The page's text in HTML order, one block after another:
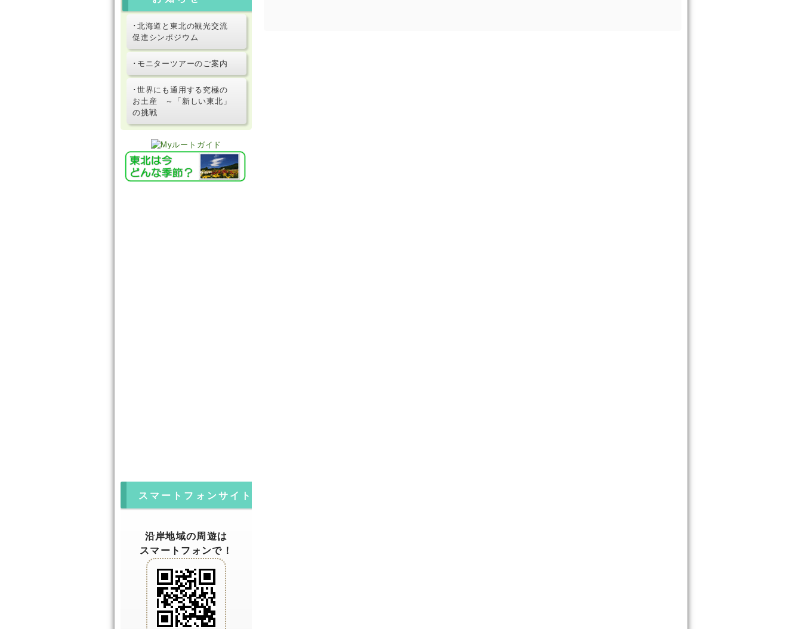
･北海道と東北の観光交流
促進シンポジウム
･モニターツアーのご案内
･世界にも通用する究極の
お土産 ～「新しい東北」
の挑戦
スマートフォンサイト
沿岸地域の周遊は
スマートフォンで！